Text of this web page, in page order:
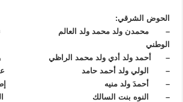
الحوض الشرقي:
– محمدن ولد محمد ولد العالم
الوطني
– أحمد ولد أدي ولد محمد الراظي
– الولي ولد أحمد حامد
– أحمدَ ولد منيه
– النوه بنت السالك اللجنة